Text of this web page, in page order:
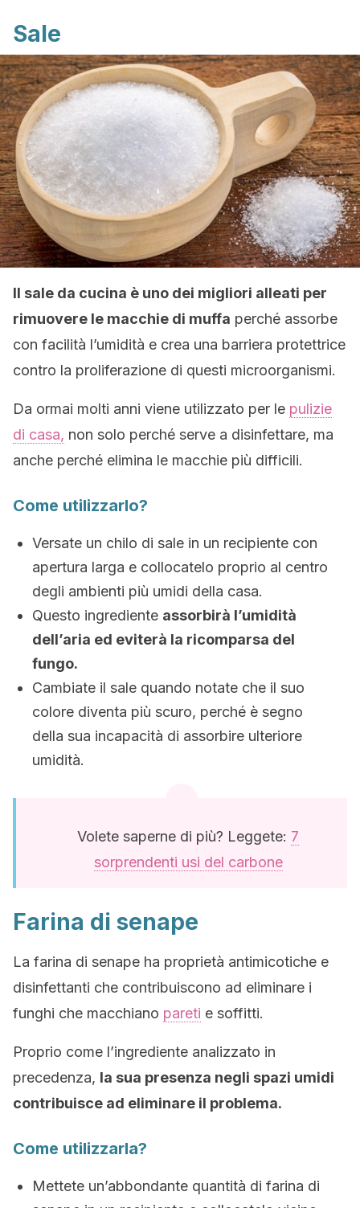
Sale
Il sale da cucina è uno dei migliori alleati per
rimuovere le macchie di muffa perché assorbe
con facilità l’umidità e crea una barriera protettrice
contro la proliferazione di questi microorganismi.
Da ormai molti anni viene utilizzato per le pulizie
di casa, non solo perché serve a disinfettare, ma
anche perché elimina le macchie più difficili.
Come utilizzarlo?
Versate un chilo di sale in un recipiente con
apertura larga e collocatelo proprio al centro
degli ambienti più umidi della casa.
Questo ingrediente assorbirà l’umidità
dell’aria ed eviterà la ricomparsa del
fungo.
Cambiate il sale quando notate che il suo
colore diventa più scuro, perché è segno
della sua incapacità di assorbire ulteriore
umidità.
Volete saperne di più? Leggete: 7
sorprendenti usi del carbone
Farina di senape
La farina di senape ha proprietà antimicotiche e
disinfettanti che contribuiscono ad eliminare i
funghi che macchiano pareti e soffitti.
Proprio come l’ingrediente analizzato in
precedenza, la sua presenza negli spazi umidi
contribuisce ad eliminare il problema.
Come utilizzarla?
Mettete un’abbondante quantità di farina di